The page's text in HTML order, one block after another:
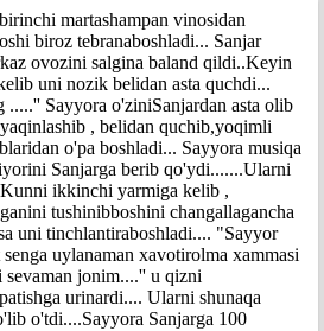
martashampan vinosidan
biroz tebranaboshladi... Sanjar
ovozini salgina baland qildi..Keyin
uni nozik belidan asta quchdi...
.....'' Sayyora o'ziniSanjardan asta olib
, belidan quchib,yoqimli
o'pa boshladi... Sayyora musiqa
Sanjarga berib qo'ydi.......Ularni
ikkinchi yarmiga kelib ,
tushinibboshini changallagancha
uni tinchlantiraboshladi.... "Sayyor
uylanaman xavotirolma xammasi
jonim....'' u qizni
urinardi.... Ularni shunaqa
o'tdi....Sayyora Sanjarga 100